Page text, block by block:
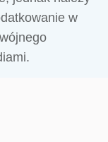
w